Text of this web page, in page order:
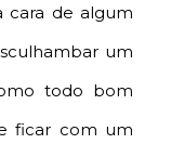
cara de algum
um
todo bom
ficar com um